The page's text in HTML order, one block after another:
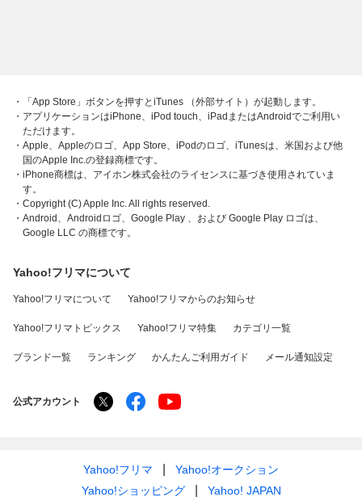
・「App Store」ボタンを押すとiTunes （外部サイト）が起動します。
・アプリケーションはiPhone、iPod touch、iPadまたはAndroidでご利用い
ただけます。
・Apple、Appleのロゴ、App Store、iPodのロゴ、iTunesは、米国および他
国のApple Inc.の登録商標です。
・iPhone商標は、アイホン株式会社のライセンスに基づき使用されていま
す。
・Copyright (C) Apple Inc. All rights reserved.
・Android、Androidロゴ、Google Play 、および Google Play ロゴは、
Google LLC の商標です。
Yahoo!フリマについて
Yahoo!フリマについて Yahoo!フリマからのお知らせ
Yahoo!フリマトピックス Yahoo!フリマ特集 カテゴリ一覧
ブランド一覧 ランキング かんたんご利用ガイド メール通知設定
公式アカウント
Yahoo!フリマ
Yahoo!オークション
Yahoo!ショッピング
Yahoo! JAPAN